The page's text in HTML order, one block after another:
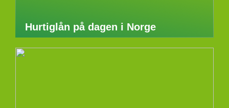
Hurtiglån på dagen i Norge